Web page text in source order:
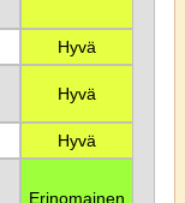
Hyvä
Hyvä
Hyvä
Erinomainen